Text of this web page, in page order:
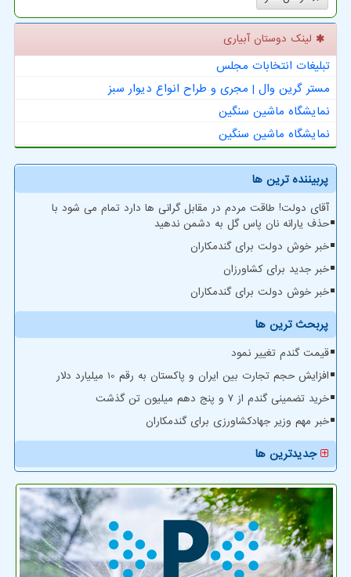
لینک دوستان آبیاری
تبلیغات انتخابات مجلس
مستر گرین وال | مجری و طراح انواع دیوار سبز
نمایشگاه ماشین سنگین
نمایشگاه ماشین سنگین
پربیننده ترین ها
آقای دولت! طاقت مردم در مقابل گرانی ها دارد تمام می شود با
حذف یارانه نان پاس گل به دشمن ندهید
خبر خوش دولت برای گندمکاران
خبر جدید برای کشاورزان
خبر خوش دولت برای گندمکاران
پربحث ترین ها
قیمت گندم تغییر نمود
افزایش حجم تجارت بین ایران و پاکستان به رقم 10 میلیارد دلار
خرید تضمینی گندم از ۷ و پنج دهم میلیون تن گذشت
خبر مهم وزیر جهادکشاورزی برای گندمکاران
جدیدترین ها